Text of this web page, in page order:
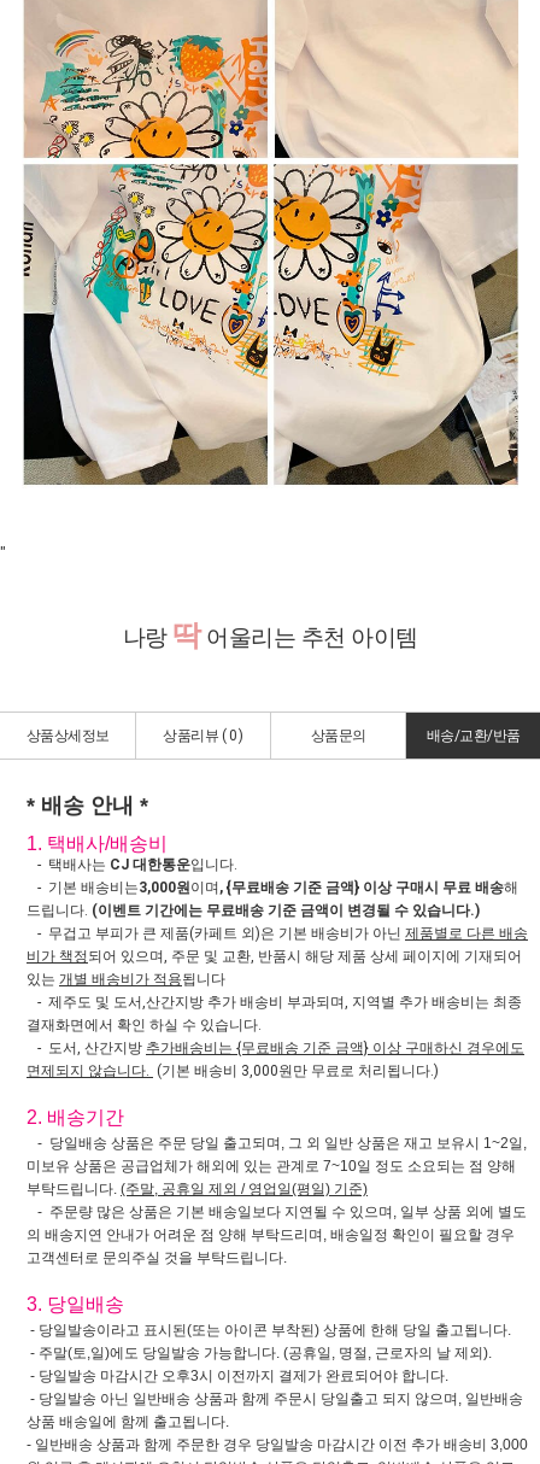
"
나랑 딱어울리는 추천 아이템
상품상세정보 상품리뷰 ( 0) 상품문의 배송/교환/반품
* 배송 안내 *
1. 택배사/배송비
- 택배사는 CJ 대한통운입니다.
- 기본 배송비는3,000원이며 , {무료배송 기준 금액} 이상 구매시 무료 배송해
드립니다. (이벤트 기간에는 무료배송 기준 금액이 변경될 수 있습니다.)
- 무겁고 부피가 큰 제품(카페트 외)은 기본 배송비가 아닌 제품별로 다른 배송
비가 책정되어 있으며, 주문 및 교환, 반품시 해당 제품 상세 페이지에 기재되어
있는 개별 배송비가 적용됩니다
- 제주도 및 도서,산간지방 추가 배송비 부과되며, 지역별 추가 배송비는 최종
결재화면에서 확인 하실 수 있습니다.
- 도서, 산간지방 추가배송비는 {무료배송 기준 금액} 이상 구매하신 경우에도
면제되지 않습니다. (기본 배송비 3,000원만 무료로 처리됩니다.)
2. 배송기간
- 당일배송 상품은 주문 당일 출고되며, 그 외 일반 상품은 재고 보유시 1~2일,
미보유 상품은 공급업체가 해외에 있는 관계로 7~10일 정도 소요되는 점 양해
부탁드립니다. (주말, 공휴일 제외 / 영업일(평일) 기준)
- 주문량 많은 상품은 기본 배송일보다 지연될 수 있으며, 일부 상품 외에 별도
의 배송지연 안내가 어려운 점 양해 부탁드리며, 배송일정 확인이 필요할 경우
고객센터로 문의주실 것을 부탁드립니다.
3. 당일배송
- 당일발송이라고 표시된(또는 아이콘 부착된) 상품에 한해 당일 출고됩니다.
- 주말(토,일)에도 당일발송 가능합니다. (공휴일, 명절, 근로자의 날 제외).
- 당일발송 마감시간 오후3시 이전까지 결제가 완료되어야 합니다.
- 당일발송 아닌 일반배송 상품과 함께 주문시 당일출고 되지 않으며, 일반배송
상품 배송일에 함께 출고됩니다.
- 일반배송 상품과 함께 주문한 경우 당일발송 마감시간 이전 추가 배송비 3,000